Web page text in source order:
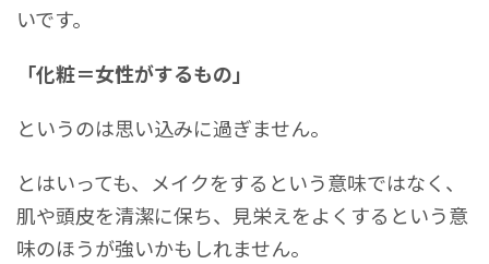
いです。
「化粧＝女性がするもの」
というのは思い込みに過ぎません。
とはいっても、メイクをするという意味ではなく、
肌や頭皮を清潔に保ち、見栄えをよくするという意
味のほうが強いかもしれません。